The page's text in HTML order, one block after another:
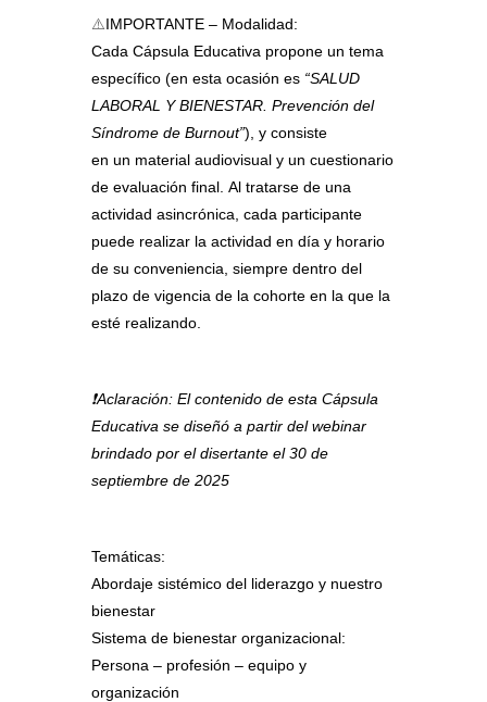
⚠️IMPORTANTE – Modalidad:
Cada Cápsula Educativa propone un tema
específico (en esta ocasión es “SALUD
LABORAL Y BIENESTAR. Prevención del
Síndrome de Burnout”), y consiste
en un material audiovisual y un cuestionario
de evaluación final Al tratarse de una
actividad asincrónica, cada participante
puede realizar la actividad en día y horario
de su conveniencia, siempre dentro del
plazo de vigencia de la cohorte en la que la
esté realizando.
❗Aclaración: El contenido de esta Cápsula
Educativa se diseñó a partir del webinar
brindado por el disertante el 30 de
septiembre de 2025
Temáticas:
Abordaje sistémico del liderazgo y nuestro
bienestar
Sistema de bienestar organizacional:
Persona – profesión – equipo y
organización